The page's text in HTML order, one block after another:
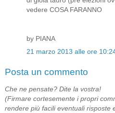
vedere COSA FARANNO
by PIANA
21 marzo 2013 alle ore
Posta un commento
Che ne pensate? Dite la vostra!
(Firmare cortesemente i propri
rendere più facili eventuali risposte